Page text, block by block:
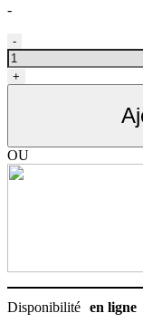
-
quantité
de
Huile
Wahl
clipper
-
+
OU
Disponibilité en ligne